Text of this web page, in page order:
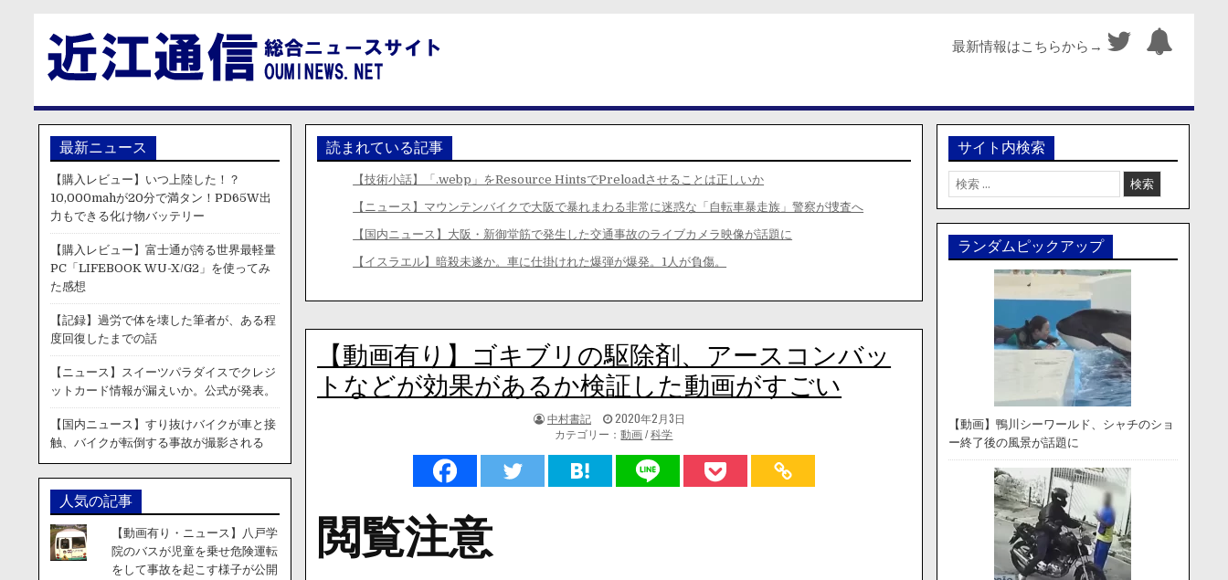
最新情報はこちらから→
読まれている記事
【技術小話】「.webp」をResource HintsでPreloadさせることは正しいか
【ニュース】マウンテンバイクで大阪で暴れまわる非常に迷惑な「自転車暴走族」警察が捜査へ
【国内ニュース】大阪・新御堂筋で発生した交通事故のライブカメラ映像が話題に
【イスラエル】暗殺未遂か。車に仕掛けれた爆弾が爆発。1人が負傷。
【動画有り】ゴキブリの駆除剤、アースコンバッ
トなどが効果があるか検証した動画がすごい
著
者:
中村書記
掲
載
日：
2020年2月3日
カテゴリー：動画 /科学
閲覧注意
最新ニュース
【購入レビュー】いつ上陸した！？
10,000mahが20分で満タン！PD65W出
力もできる化け物バッテリー
【購入レビュー】富士通が誇る世界最軽量
PC「LIFEBOOK WU-X/G2」を使ってみ
た感想
【記録】過労で体を壊した筆者が、ある程
度回復したまでの話
【ニュース】スイーツパラダイスでクレジ
ットカード情報が漏えいか。公式が発表。
【国内ニュース】すり抜けバイクが車と接
触、バイクが転倒する事故が撮影される
人気の記事
【動画有り・ニュース】八戸学
院のバスが児童を乗せ危険運転
をして事故を起こす様子が公開
サイト内検索
検
索:
ランダムピックアップ
【動画】鴨川シーワールド、シャチのショ
ー終了後の風景が話題に